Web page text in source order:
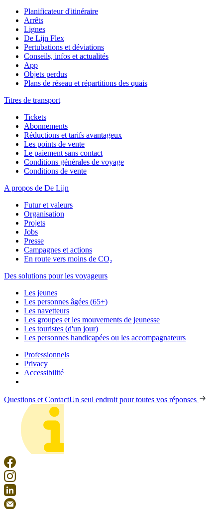
Planificateur d'itinéraire
Arrêts
Lignes
De Lijn Flex
Pertubations et déviations
Conseils, infos et actualités
App
Objets perdus
Plans de réseau et répartitions des quais
Titres de transport
Tickets
Abonnements
Réductions et tarifs avantageux
Les points de vente
Le paiement sans contact
Conditions générales de voyage
Conditions de vente
A propos de De Lijn
Futur et valeurs
Organisation
Projets
Jobs
Presse
Campagnes et actions
En route vers moins de CO₂
Des solutions pour les voyageurs
Les jeunes
Les personnes âgées (65+)
Les navetteurs
Les groupes et les mouvements de jeunesse
Les touristes (d'un jour)
Les personnes handicapées ou les accompagnateurs
Professionnels
Privacy
Accessibilité
Questions et ContactUn seul endroit pour toutes vos réponses